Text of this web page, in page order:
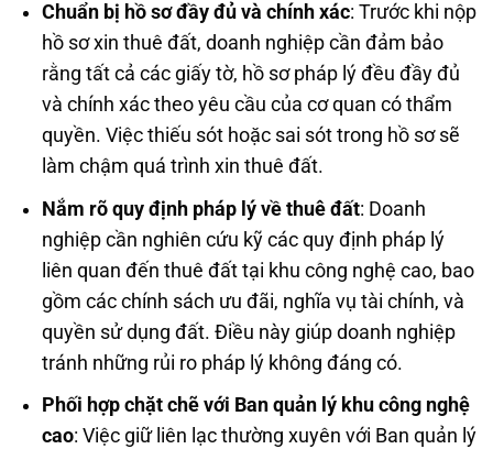
Chuẩn bị hồ sơ đầy đủ và chính xác: Trước khi nộp
hồ sơ xin thuê đất, doanh nghiệp cần đảm bảo
rằng tất cả các giấy tờ, hồ sơ pháp lý đều đầy đủ
và chính xác theo yêu cầu của cơ quan có thẩm
quyền. Việc thiếu sót hoặc sai sót trong hồ sơ sẽ
làm chậm quá trình xin thuê đất.
Nắm rõ quy định pháp lý về thuê đất: Doanh
nghiệp cần nghiên cứu kỹ các quy định pháp lý
liên quan đến thuê đất tại khu công nghệ cao, bao
gồm các chính sách ưu đãi, nghĩa vụ tài chính, và
quyền sử dụng đất. Điều này giúp doanh nghiệp
tránh những rủi ro pháp lý không đáng có.
Phối hợp chặt chẽ với Ban quản lý khu công nghệ
cao: Việc giữ liên lạc thường xuyên với Ban quản lý